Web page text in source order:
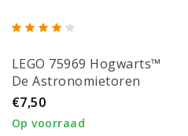
LEGO 75969 Hogwarts™
De Astronomietoren
€7,50
Op voorraad